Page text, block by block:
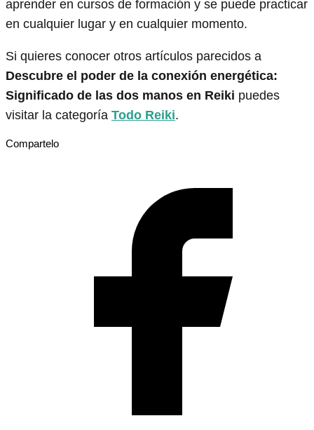
aprender en cursos de formación y se puede practicar
en cualquier lugar y en cualquier momento.
Si quieres conocer otros artículos parecidos a
Descubre el poder de la conexión energética:
Significado de las dos manos en Reiki puedes
visitar la categoría Todo Reiki.
Compartelo